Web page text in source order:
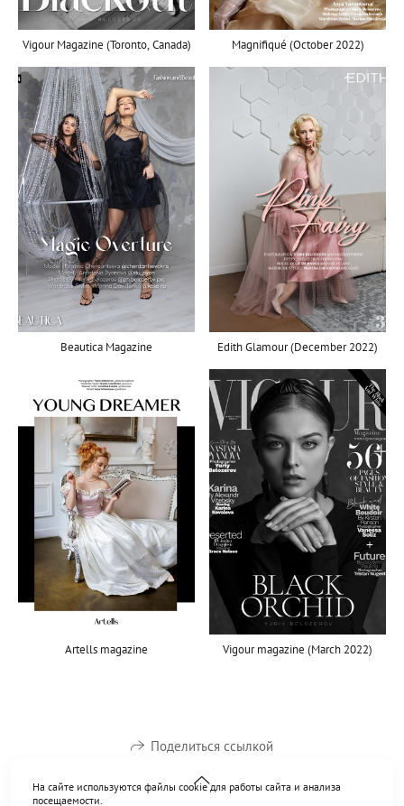
Vigour Magazine (Toronto, Canada) Magnifiqué (October 2022)
Beautica Magazine Edith Glamour (December 2022)
Artells magazine Vigour magazine (March 2022)
Поделиться ссылкой
На сайте используются файлы cookie для работы сайта и анализа
посещаемости.